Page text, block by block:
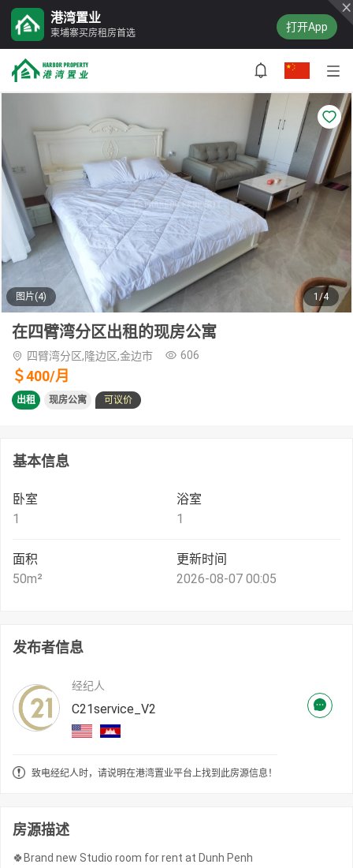
港湾置业
柬埔寨买房租房首选 打开App
图片(4) 1/4
在四臂湾分区出租的现房公寓
四臂湾分区,隆边区,金边市 606
＄400/月
出租 现房公寓 可议价
基本信息
卧室
1
浴室
1
面积
50m²
更新时间
2026-08-07 00:05
发布者信息
经纪人
C21service_V2
致电经纪人时，请说明在港湾置业平台上找到此房源信息！
房源描述
🍀Brand new Studio room for rent at Dunh Penh